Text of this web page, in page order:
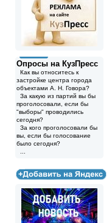
Опросы на КузПресс
Как вы относитесь к
застройке центра города
объектами А. Н. Говора?
За какую из партий вы бы
проголосовали, если бы
"выборы" проводились
сегодня?
За кого проголосовали бы
вы, если бы голосование
было сегодня?